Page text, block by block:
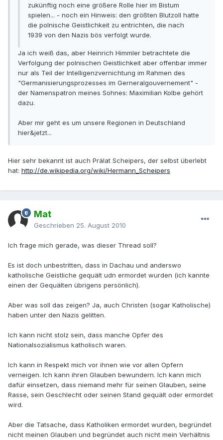
zukünftig noch eine größere Rolle hier im Bistum
spielen... - noch ein Hinweis: den größten Blutzoll hatte
die polnische Geistlichkeit zu entrichten, die nach
1939 von den Nazis bös verfolgt wurde.
Ja ich weiß das, aber Heinrich Himmler betrachtete die
Verfolgung der polnischen Geistlichkeit aber offenbar immer
nur als Teil der Intelligenzvernichtung im Rahmen des
"Germanisierungsprozesses im Gerneralgouvernement" -
der Namenspatron meines Sohnes: Maximilian Kolbe gehört
dazu.
Aber mir geht es um unsere Regionen in Deutschland
hier&jetzt...
Hier sehr bekannt ist auch Prälat Scheipers, der selbst überlebt
hat: http://de.wikipedia.org/wiki/Hermann_Scheipers
Mat
Geschrieben 25. August 2010
Ich frage mich gerade, was dieser Thread soll?
Es ist doch unbestritten, dass in Dachau und anderswo
katholische Geistliche gequält udn ermordet wurden (ich kannte
einen der Gequälten übrigens persönlich).
Aber was soll das zeigen? Ja, auch Christen (sogar Katholische)
haben unter den Nazis gelitten.
Ich kann nicht stolz sein, dass manche Opfer des
Nationalsozialismus katholisch waren.
Ich kann in Respekt mich vor ihnen wie vor allen Opfern
verneigen. Ich kann ihren Glauben bewundern. Ich kann mich
dafür einsetzen, dass niemand mehr für seinen Glauben, seine
Rasse, sein Geschlecht oder seinen Stand gequält oder ermordet
wird.
Aber die Tatsache, dass Katholiken ermordet wurden, begründet
nicht meinen Glauben und begründet auch nicht mein Verhältnis